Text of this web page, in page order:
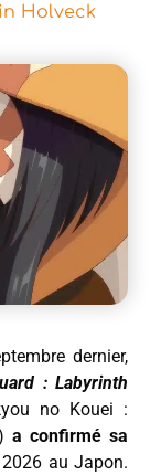
Holveck
dernier,
: Labyrinth
no Kouei :
a confirmé sa
au Japon.